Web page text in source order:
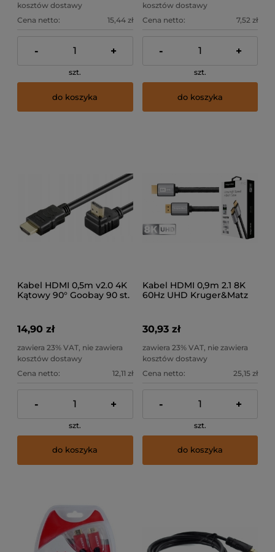
kosztów dostawy
Cena netto:
15,44 zł
- +
szt.
do koszyka
kosztów dostawy
Cena netto:
7,52 zł
- +
szt.
do koszyka
Kabel HDMI 0,5m v2.0 4K
Kątowy 90° Goobay 90 st.
14,90 zł
zawiera 23% VAT, nie zawiera
kosztów dostawy
Cena netto:
12,11 zł
- +
szt.
do koszyka
Kabel HDMI 0,9m 2.1 8K
60Hz UHD Kruger&Matz
30,93 zł
zawiera 23% VAT, nie zawiera
kosztów dostawy
Cena netto:
25,15 zł
- +
szt.
do koszyka